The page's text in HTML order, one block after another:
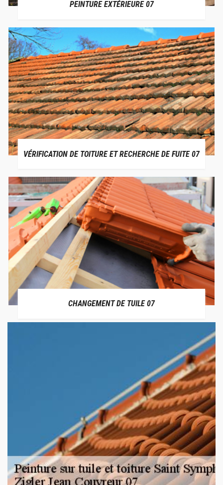
PEINTURE EXTÉRIEURE 07
VÉRIFICATION DE TOITURE ET RECHERCHE DE FUITE 07
CHANGEMENT DE TUILE 07